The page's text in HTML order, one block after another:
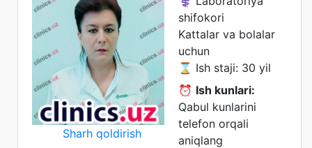
Sharh qoldirish
shifokori
Kattalar va bolalar
uchun
⌛ Ish staji: 30 yil
⏰ Ish kunlari:
Qabul kunlarini
telefon orqali
aniqlang